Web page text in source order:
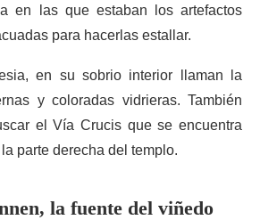
en las que estaban los artefactos
para hacerlas estallar.
en su sobrio interior llaman la
y coloradas vidrieras. También
el Vía Crucis que se encuentra
parte derecha del templo.
la fuente del viñedo